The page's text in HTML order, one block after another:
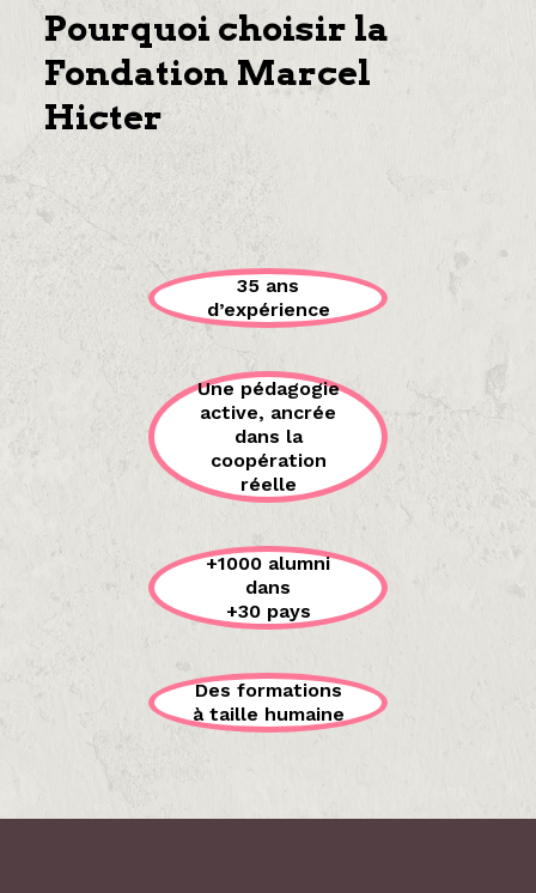
Pourquoi choisir la
Fondation Marcel
Hicter
35 ans
d’expérience
Une pédagogie
active, ancrée
dans la
coopération
réelle
+1000 alumni
dans
+30 pays
Des formations
à taille humaine